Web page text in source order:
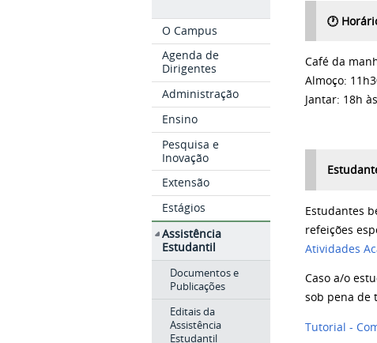
O Campus
Agenda de
Dirigentes
Administração
Ensino
Pesquisa e
Inovação
Extensão
Estágios
Assistência
Estudantil
Documentos e
Publicações
Editais da
Assistência
Estudantil
🕐
Café da
Almoço:
Jantar: 18h
Estudantes
refeições
Atividades
Caso a/o
sob pena de
Tutorial -